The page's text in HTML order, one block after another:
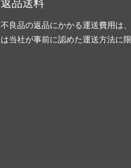
不良品の返品にかかる運送費用は
は当社が事前に認めた運送方法に限